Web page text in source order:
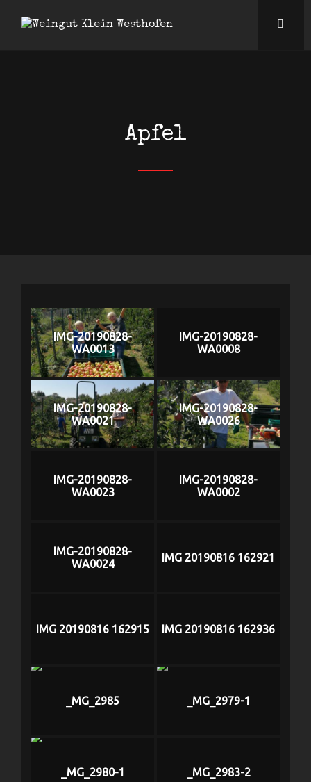
Apfel
IMG-20190828-
WA0013
IMG-20190828-
WA0008
IMG-20190828-
WA0021
IMG-20190828-
WA0026
IMG-20190828-
WA0023
IMG-20190828-
WA0002
IMG-20190828-
WA0024
IMG 20190816 162921
IMG 20190816 162915 IMG 20190816 162936
_MG_2985 _MG_2979-1
_MG_2980-1 _MG_2983-2